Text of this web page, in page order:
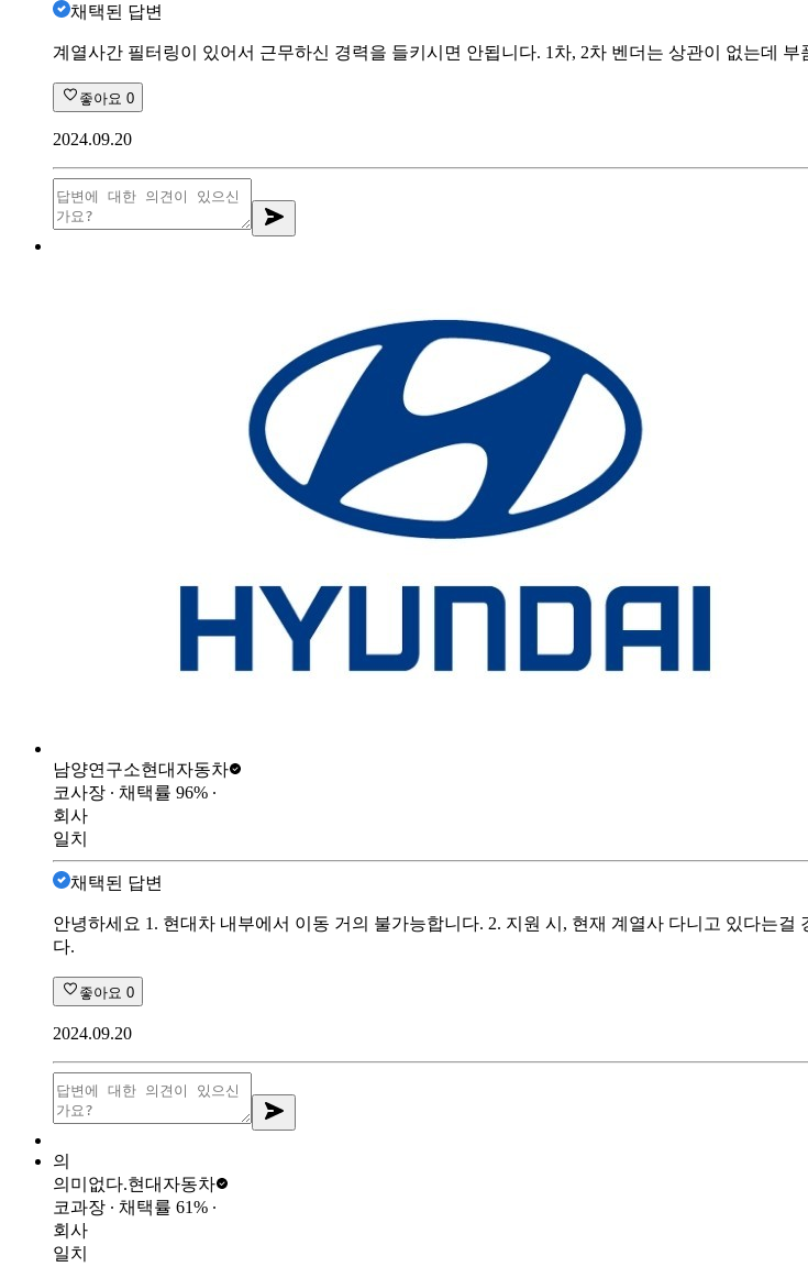
채택된 답변
계열사간 필터링이 있어서 근무하신 경력을 들키시면 안됩니다. 1차, 2차 벤더는 상관이 없는데
좋아요 0
2024.09.20
남양연구소현대자동차
코사장 ∙ 채택률 96% ∙
회사
일치
채택된 답변
안녕하세요 1. 현대차 내부에서 이동 거의 불가능합니다. 2. 지원 시, 현재 계열사 다니고 있다는
다.
좋아요 0
2024.09.20
의
의미없다.현대자동차
코과장 ∙ 채택률 61% ∙
회사
일치